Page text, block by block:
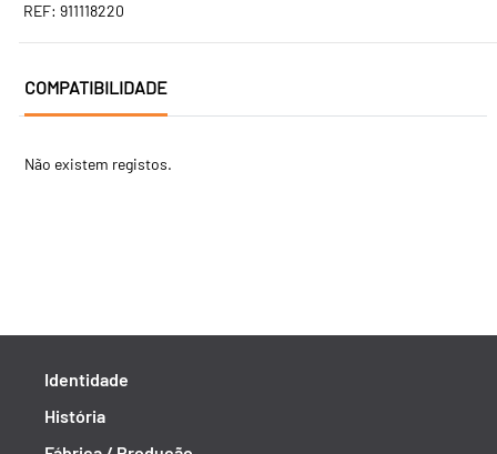
REF: 911118220
COMPATIBILIDADE
Não existem registos.
Identidade
História